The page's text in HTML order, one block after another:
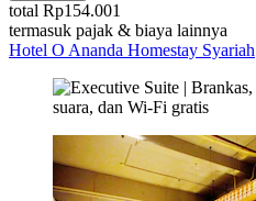
total Rp154.001
termasuk pajak & biaya lainnya
Hotel O Ananda Homestay Syariah